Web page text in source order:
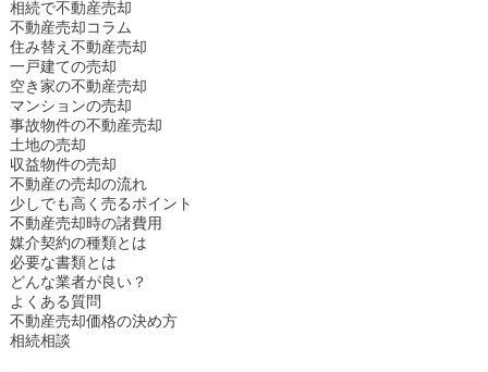
相続で不動産売却
不動産売却コラム
住み替え不動産売却
一戸建ての売却
空き家の不動産売却
マンションの売却
事故物件の不動産売却
土地の売却
収益物件の売却
不動産の売却の流れ
少しでも高く売るポイント
不動産売却時の諸費用
媒介契約の種類とは
必要な書類とは
どんな業者が良い？
よくある質問
不動産売却価格の決め方
相続相談